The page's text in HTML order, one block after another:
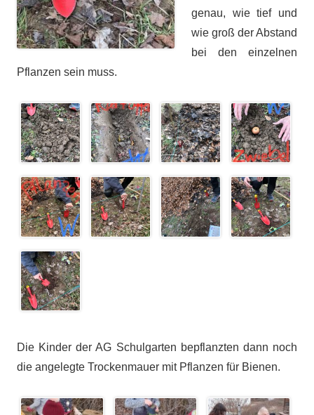
genau, wie tief und
wie groß der Abstand
bei den einzelnen
Pflanzen sein muss.
Die Kinder der AG Schulgarten bepflanzten dann noch
die angelegte Trockenmauer mit Pflanzen für Bienen.